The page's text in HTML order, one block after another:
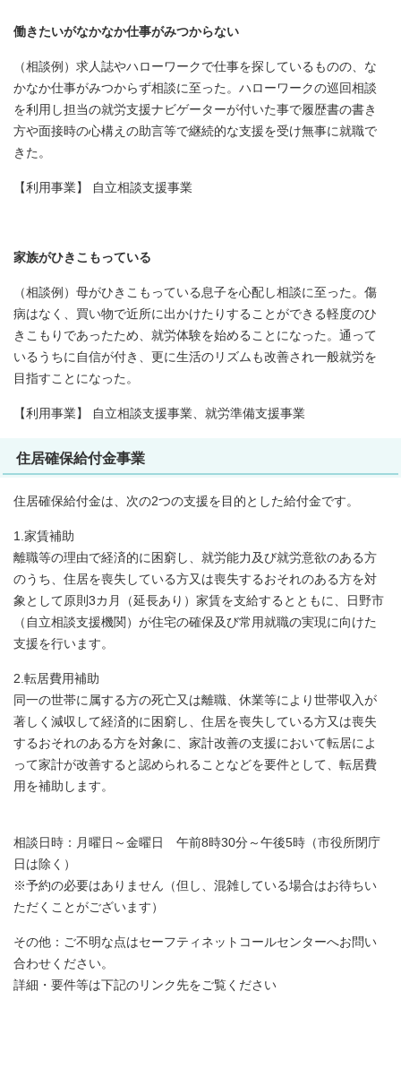
働きたいがなかなか仕事がみつからない
（相談例）求人誌やハローワークで仕事を探しているものの、な
かなか仕事がみつからず相談に至った。ハローワークの巡回相談
を利用し担当の就労支援ナビゲーターが付いた事で履歴書の書き
方や面接時の心構えの助言等で継続的な支援を受け無事に就職で
きた。
【利用事業】 自立相談支援事業
家族がひきこもっている
（相談例）母がひきこもっている息子を心配し相談に至った。傷
病はなく、買い物で近所に出かけたりすることができる軽度のひ
きこもりであったため、就労体験を始めることになった。通って
いるうちに自信が付き、更に生活のリズムも改善され一般就労を
目指すことになった。
【利用事業】 自立相談支援事業、就労準備支援事業
住居確保給付金事業
住居確保給付金は、次の2つの支援を目的とした給付金です。
1.家賃補助
離職等の理由で経済的に困窮し、就労能力及び就労意欲のある方
のうち、住居を喪失している方又は喪失するおそれのある方を対
象として原則3カ月（延長あり）家賃を支給するとともに、日野市
（自立相談支援機関）が住宅の確保及び常用就職の実現に向けた
支援を行います。
2.転居費用補助
同一の世帯に属する方の死亡又は離職、休業等により世帯収入が
著しく減収して経済的に困窮し、住居を喪失している方又は喪失
するおそれのある方を対象に、家計改善の支援において転居によ
って家計が改善すると認められることなどを要件として、転居費
用を補助します。
相談日時：月曜日～金曜日 午前8時30分～午後5時（市役所閉庁
日は除く）
※予約の必要はありません（但し、混雑している場合はお待ちい
ただくことがございます）
その他：ご不明な点はセーフティネットコールセンターへお問い
合わせください。
詳細・要件等は下記のリンク先をご覧ください